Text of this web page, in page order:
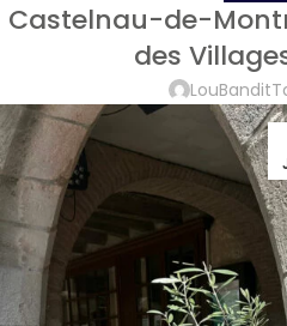
Castelnau-de-
des